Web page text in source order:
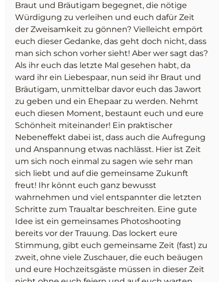
Braut und Bräutigam begegnet, die nötige
Würdigung zu verleihen und euch dafür Zeit
der Zweisamkeit zu gönnen? Vielleicht empört
euch dieser Gedanke, das geht doch nicht, dass
man sich schon vorher sieht! Aber wer sagt das?
Als ihr euch das letzte Mal gesehen habt, da
ward ihr ein Liebespaar, nun seid ihr Braut und
Bräutigam, unmittelbar davor euch das Jawort
zu geben und ein Ehepaar zu werden. Nehmt
euch diesen Moment, bestaunt euch und eure
Schönheit miteinander! Ein praktischer
Nebeneffekt dabei ist, dass auch die Aufregung
und Anspannung etwas nachlässt. Hier ist Zeit
um sich noch einmal zu sagen wie sehr man
sich liebt und auf die gemeinsame Zukunft
freut! Ihr könnt euch ganz bewusst
wahrnehmen und viel entspannter die letzten
Schritte zum Traualtar beschreiten. Eine gute
Idee ist ein gemeinsames Photoshooting
bereits vor der Trauung. Das lockert eure
Stimmung, gibt euch gemeinsame Zeit (fast) zu
zweit, ohne viele Zuschauer, die euch beäugen
und eure Hochzeitsgäste müssen in dieser Zeit